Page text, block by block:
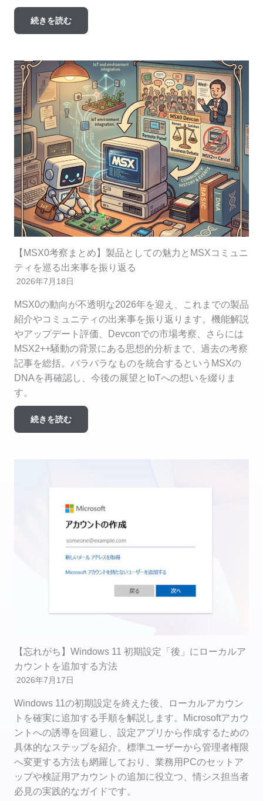
続きを読む
【MSX0考察まとめ】製品としての魅力とMSXコミュニ
ティを巡る出来事を振り返る
2026年7月18日
MSX0の動向が不透明な2026年を迎え、これまでの製品
紹介やコミュニティの出来事を振り返ります。機能解説
やアップデート評価、Devconでの市場考察、さらには
MSX2++騒動の背景にある思想的分析まで、過去の考察
記事を総括。バラバラなものを統合するというMSXの
DNAを再確認し、今後の展望とIoTへの想いを綴りま
す。
続きを読む
【忘れがち】Windows 11 初期設定「後」にローカルア
カウントを追加する方法
2026年7月17日
Windows 11の初期設定を終えた後、ローカルアカウン
トを確実に追加する手順を解説します。Microsoftアカウ
ントへの誘導を回避し、設定アプリから作成するための
具体的なステップを紹介。標準ユーザーから管理者権限
へ変更する方法も網羅しており、業務用PCのセットア
ップや検証用アカウントの追加に役立つ、情シス担当者
必見の実践的なガイドです。